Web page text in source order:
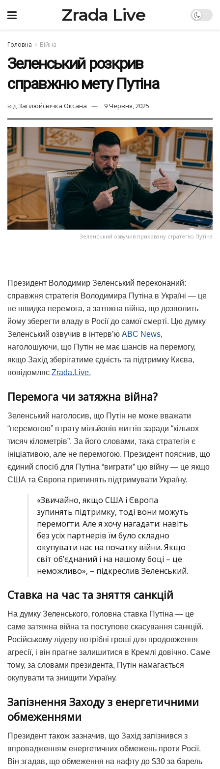
Zrada Live
Головна Війна
Зеленський розкрив
справжню мету Путіна
від Заплюйсвічка Оксана 9 Червня, 2025
Зеленський озвучив приховану стратегію Путіна
Президент Володимир Зеленський переконаний:
справжня стратегія Володимира Путіна в Україні — це
не швидка перемога, а затяжна війна, що дозволить
йому зберегти владу в Росії до самої смерті. Цю думку
Зеленський озвучив в інтерв’ю ABC News,
наголошуючи, що Путін не має шансів на перемогу,
якщо Захід зберігатиме єдність та підтримку Києва,
повідомляє Zrada.Live.
Перемога чи затяжна війна?
Зеленський наголосив, що Путін не може вважати
“перемогою” втрату мільйонів життів заради “кількох
тисяч кілометрів”. За його словами, така стратегія є
ініціативою, але не перемогою. Президент пояснив, що
єдиний спосіб для Путіна “виграти” цю війну — це якщо
США та Європа припинять підтримувати Україну.
«Звичайно, якщо США і Європа
зупинять підтримку, тоді вони можуть
перемогти. Але я хочу нагадати: навіть
без усіх партнерів їм було складно
окупувати нас на початку війни. Якщо
світ об’єднаний і на нашому боці – це
неможливо», – підкреслив Зеленський.
Ставка на час та зняття санкцій
На думку Зеленського, головна ставка Путіна — це
саме затяжна війна та поступове скасування санкцій.
Російському лідеру потрібні гроші для продовження
агресії, і він прагне залишитися в Кремлі довічно. Саме
тому, за словами президента, Путін намагається
окупувати та знищити Україну.
Запізнення Заходу з енергетичними
обмеженнями
Президент також зазначив, що Захід запізнився з
впровадженням енергетичних обмежень проти Росії.
Він згадав, що обмеження на нафту до $30 за барель